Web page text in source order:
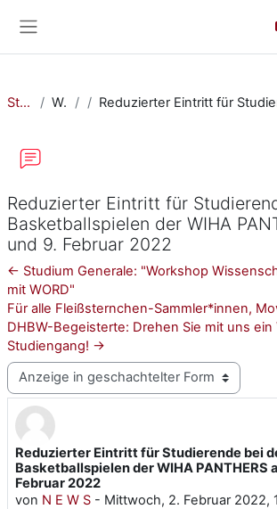
Startseite Website
Reduzierter Eintritt für
Basketballspielen der WIHA
und 9. Februar 2022
← Studium Generale: "Workshop
mit WORD"
Für alle Fleißsternchen-Sammler*innen,
DHBW-Begeisterte: Drehen Sie mit uns ein
Studiengang! →
Anzeigemodus
Reduzierter Eintritt für Studierende bei
Basketballspielen der WIHA PANTHERS
Februar 2022
von N E W S - Mittwoch, 2. Februar 2022,
Anzahl Antworten: 0